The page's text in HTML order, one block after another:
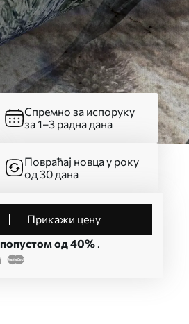
Спремно за испоруку
за 1–3 радна дана
Повраћај новца у року
од 30 дана
Прикажи цену
попустом од 40%.